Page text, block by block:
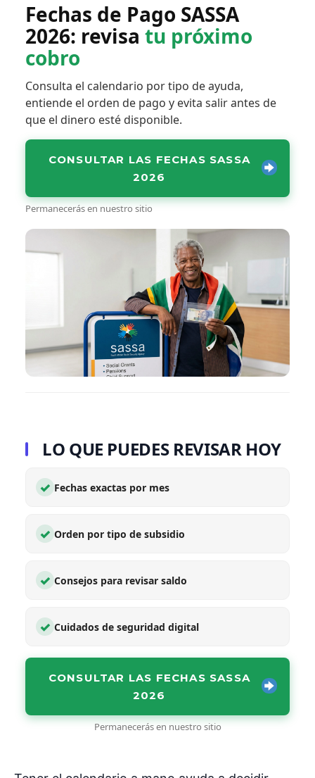
Fechas de Pago SASSA
2026: revisa tu próximo
cobro
Consulta el calendario por tipo de ayuda,
entiende el orden de pago y evita salir antes de
que el dinero esté disponible.
CONSULTAR LAS FECHAS SASSA
2026
Permanecerás en nuestro sitio
LO QUE PUEDES REVISAR HOY
✓ Fechas exactas por mes
✓ Orden por tipo de subsidio
✓ Consejos para revisar saldo
✓ Cuidados de seguridad digital
CONSULTAR LAS FECHAS SASSA
2026
Permanecerás en nuestro sitio